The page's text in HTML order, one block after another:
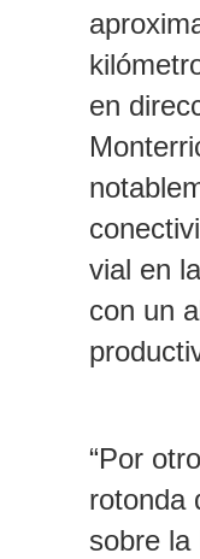
en
vial en
con un
“Por
rotonda
sobre la